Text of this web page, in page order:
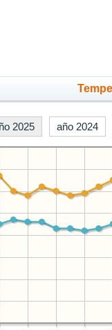
2025 año 2024